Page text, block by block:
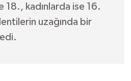
18., kadınlarda ise 16.
uzağında bir